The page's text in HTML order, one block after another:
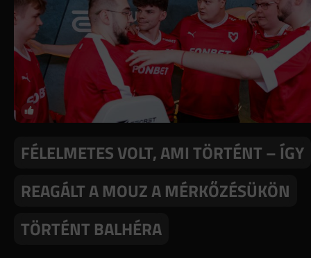
FÉLELMETES VOLT, AMI TÖRTÉNT – ÍGY
REAGÁLT A MOUZ A MÉRKŐZÉSÜKÖN
TÖRTÉNT BALHÉRA